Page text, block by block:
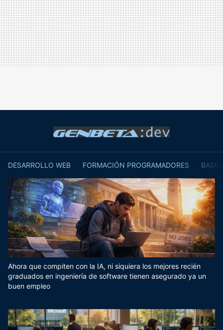
DESARROLLO WEB FORMACIÓN PROGRAMADORES
Ahora que compiten con la IA, ni siquiera los mejores recién
graduados en ingeniería de software tienen asegurado ya un
buen empleo